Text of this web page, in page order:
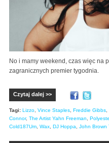
No i mamy weekend, czas więc na
zagranicznych premier tygodnia.
Czytaj dalej >>
Tagi: Lizzo Vince Staples Freddie Gibbs
Connor, The Artist Yahn Freeman
Cold187Um Wax DJ Hoppa John Brown